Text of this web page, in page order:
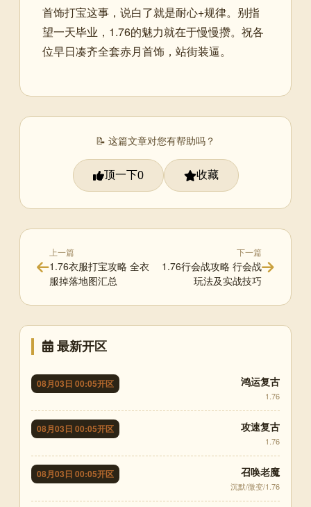
首饰打宝这事，说白了就是耐心+规律。别指
望一天毕业，1.76的魅力就在于慢慢攒。祝各
位早日凑齐全套赤月首饰，站街装逼。
📝 这篇文章对您有帮助吗？
顶一下0 收藏
上一篇
1.76衣服打宝攻略 全衣
服掉落地图汇总
下一篇
1.76行会战攻略 行会战
玩法及实战技巧
最新开区
08月03日 00:05开区 鸿运复古
1.76
08月03日 00:05开区 攻速复古
1.76
08月03日 00:05开区 召唤老魔
沉默/微变/1.76